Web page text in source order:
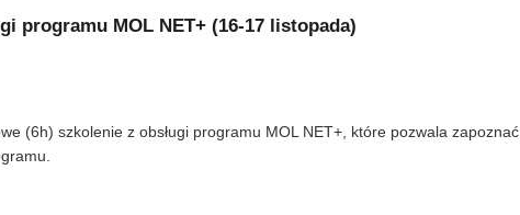
programu MOL NET+ (16-17 listopada)
(6h) szkolenie z obsługi programu MOL NET+, które pozwala zapoznać